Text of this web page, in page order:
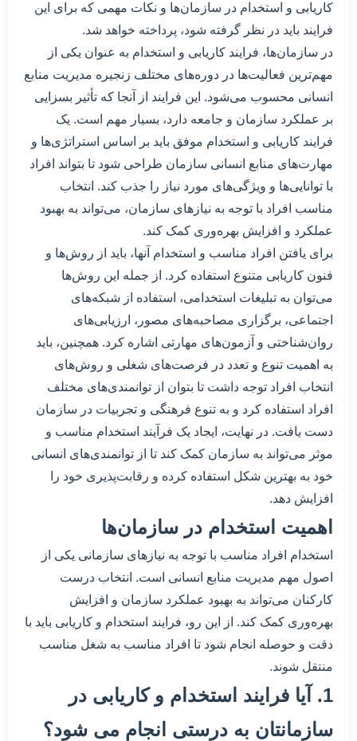
کاریابی و استخدام در سازمان‌ها و نکات مهمی که برای این
فرایند باید در نظر گرفته شود، پرداخته خواهد شد.
در سازمان‌ها، فرایند کاریابی و استخدام به عنوان یکی از
مهم‌ترین فعالیت‌ها در دوره‌های مختلف زنجیره مدیریت منابع
انسانی محسوب می‌شود. این فرایند از آنجا که تأثیر بسزایی
بر عملکرد سازمان و جامعه دارد، بسیار مهم است. یک
فرایند کاریابی و استخدام موفق باید بر اساس استراتژی‌ها و
مهارت‌های منابع انسانی سازمان طراحی شود تا بتواند افراد
با توانایی‌ها و ویژگی‌های مورد نیاز را جذب کند. انتخاب
مناسب افراد با توجه به نیازهای سازمان، می‌تواند به بهبود
عملکرد و افزایش بهره‌وری کمک کند.
برای یافتن افراد مناسب و استخدام آنها، باید از روش‌ها و
فنون کاریابی متنوع استفاده کرد. از جمله این روش‌ها
می‌توان به تبلیغات استخدامی، استفاده از شبکه‌های
اجتماعی، برگزاری مصاحبه‌های مصور، ارزیابی‌های
روان‌شناختی و آزمون‌های مهارتی اشاره کرد. همچنین، باید
به اهمیت تنوع و تعدد در فرصت‌های شغلی و روش‌های
انتخاب افراد توجه داشت تا بتوان از توانمندی‌های مختلف
افراد استفاده کرد و به تنوع فرهنگی و تجربیات در سازمان
دست یافت. در نهایت، ایجاد یک فرآیند استخدام مناسب و
موثر می‌تواند به سازمان کمک کند تا از توانمندی‌های انسانی
خود به بهترین شکل استفاده کرده و رقابت‌پذیری خود را
افزایش دهد.
اهمیت استخدام در سازمان‌ها
استخدام افراد مناسب با توجه به نیازهای سازمانی یکی از
اصول مهم مدیریت منابع انسانی است. انتخاب درست
کارکنان می‌تواند به بهبود عملکرد سازمان و افزایش
بهره‌وری کمک کند. از این رو، فرایند استخدام و کاریابی باید با
دقت و حوصله انجام شود تا افراد مناسب به شغل مناسب
منتقل شوند.
1. آیا فرایند استخدام و کاریابی در
سازمانتان به درستی انجام می شود؟